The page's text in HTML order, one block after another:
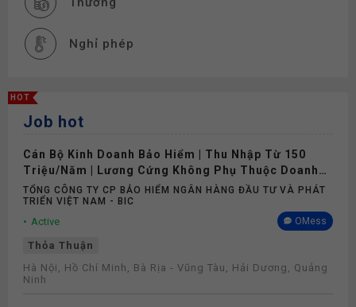
Nghỉ phép
HOT
Job hot
Cán Bộ Kinh Doanh Bảo Hiểm | Thu Nhập Từ 150
Triệu/Năm | Lương Cứng Không Phụ Thuộc Doanh
Số
TỔNG CÔNG TY CP BẢO HIỂM NGÂN HÀNG ĐẦU TƯ VÀ PHÁT
TRIỂN VIỆT NAM - BIC
Active OMess
Thỏa Thuận
Hà Nội, Hồ Chí Minh, Bà Rịa - Vũng Tàu, Hải Dương, Quảng
Ninh